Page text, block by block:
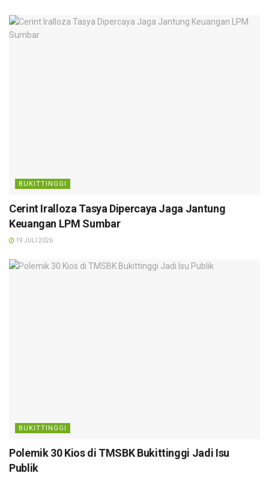
BUKITTINGGI
Cerint Iralloza Tasya Dipercaya Jaga Jantung
Keuangan LPM Sumbar
19 JULI 2026
BUKITTINGGI
Polemik 30 Kios di TMSBK Bukittinggi Jadi Isu
Publik